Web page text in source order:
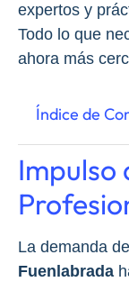
expertos y
Todo lo que
ahora más
Índice de
Impulso
La demanda de
Fuenlabrada